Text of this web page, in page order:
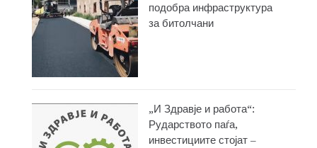
подобра инфраструктура
за битолчани
„И Здравје и работа“:
Рударството паѓа,
инвестициите стојат –